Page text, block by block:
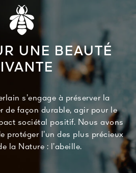
UNE BEAUTÉ
s’engage à préserver la
de façon durable, agir pour le
sociétal positif. Nous avons
protéger l’un des plus précieux
la Nature : l’abeille.